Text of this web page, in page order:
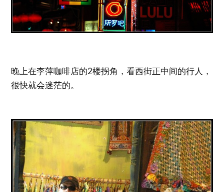
晚上在李萍咖啡店的2楼拐角，看西街正中间的行人，
很快就会迷茫的。